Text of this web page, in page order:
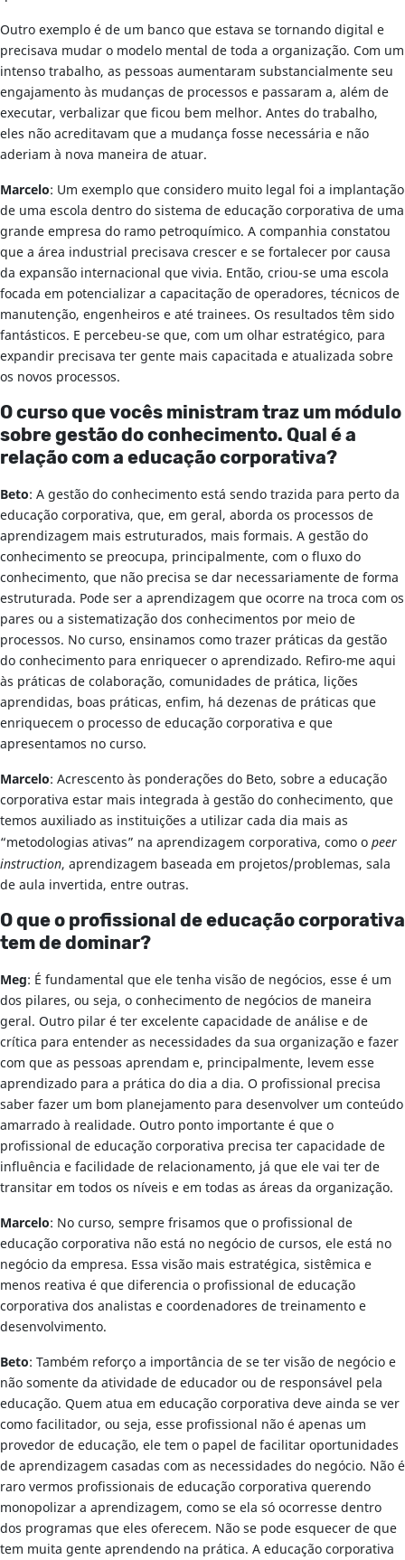
Outro exemplo é de um banco que estava se tornando digital e
precisava mudar o modelo mental de toda a organização. Com um
intenso trabalho, as pessoas aumentaram substancialmente seu
engajamento às mudanças de processos e passaram a, além de
executar, verbalizar que ficou bem melhor. Antes do trabalho,
eles não acreditavam que a mudança fosse necessária e não
aderiam à nova maneira de atuar.
Marcelo: Um exemplo que considero muito legal foi a implantação
de uma escola dentro do sistema de educação corporativa de uma
grande empresa do ramo petroquímico. A companhia constatou
que a área industrial precisava crescer e se fortalecer por causa
da expansão internacional que vivia. Então, criou-se uma escola
focada em potencializar a capacitação de operadores, técnicos de
manutenção, engenheiros e até trainees. Os resultados têm sido
fantásticos. E percebeu-se que, com um olhar estratégico, para
expandir precisava ter gente mais capacitada e atualizada sobre
os novos processos.
O curso que vocês ministram traz um módulo
sobre gestão do conhecimento. Qual é a
relação com a educação corporativa?
Beto: A gestão do conhecimento está sendo trazida para perto da
educação corporativa, que, em geral, aborda os processos de
aprendizagem mais estruturados, mais formais. A gestão do
conhecimento se preocupa, principalmente, com o fluxo do
conhecimento, que não precisa se dar necessariamente de forma
estruturada. Pode ser a aprendizagem que ocorre na troca com os
pares ou a sistematização dos conhecimentos por meio de
processos. No curso, ensinamos como trazer práticas da gestão
do conhecimento para enriquecer o aprendizado. Refiro-me aqui
às práticas de colaboração, comunidades de prática, lições
aprendidas, boas práticas, enfim, há dezenas de práticas que
enriquecem o processo de educação corporativa e que
apresentamos no curso.
Marcelo: Acrescento às ponderações do Beto, sobre a educação
corporativa estar mais integrada à gestão do conhecimento, que
temos auxiliado as instituições a utilizar cada dia mais as
“metodologias ativas” na aprendizagem corporativa, como o peer
instruction, aprendizagem baseada em projetos/problemas, sala
de aula invertida, entre outras.
O que o profissional de educação corporativa
tem de dominar?
Meg: É fundamental que ele tenha visão de negócios, esse é um
dos pilares, ou seja, o conhecimento de negócios de maneira
geral. Outro pilar é ter excelente capacidade de análise e de
crítica para entender as necessidades da sua organização e fazer
com que as pessoas aprendam e, principalmente, levem esse
aprendizado para a prática do dia a dia. O profissional precisa
saber fazer um bom planejamento para desenvolver um conteúdo
amarrado à realidade. Outro ponto importante é que o
profissional de educação corporativa precisa ter capacidade de
influência e facilidade de relacionamento, já que ele vai ter de
transitar em todos os níveis e em todas as áreas da organização.
Marcelo: No curso, sempre frisamos que o profissional de
educação corporativa não está no negócio de cursos, ele está no
negócio da empresa. Essa visão mais estratégica, sistêmica e
menos reativa é que diferencia o profissional de educação
corporativa dos analistas e coordenadores de treinamento e
desenvolvimento.
Beto: Também reforço a importância de se ter visão de negócio e
não somente da atividade de educador ou de responsável pela
educação. Quem atua em educação corporativa deve ainda se ver
como facilitador, ou seja, esse profissional não é apenas um
provedor de educação, ele tem o papel de facilitar oportunidades
de aprendizagem casadas com as necessidades do negócio. Não é
raro vermos profissionais de educação corporativa querendo
monopolizar a aprendizagem, como se ela só ocorresse dentro
dos programas que eles oferecem. Não se pode esquecer de que
tem muita gente aprendendo na prática. A educação corporativa